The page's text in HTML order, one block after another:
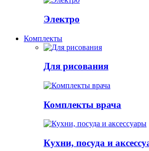
Электро
Комплекты
Для рисования
Комплекты врача
Кухни, посуда и